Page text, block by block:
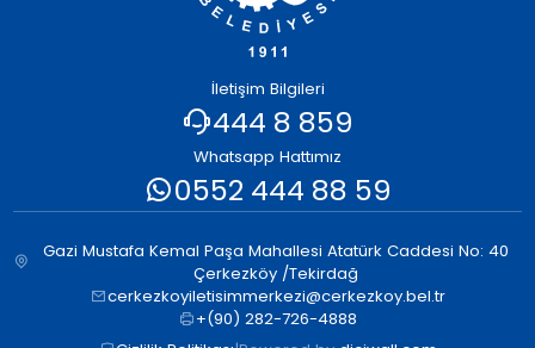
İletişim Bilgileri
444 8 859
Whatsapp Hattımız
0552 444 88 59
Gazi Mustafa Kemal Paşa Mahallesi Atatürk Caddesi No: 40
Çerkezköy /Tekirdağ
cerkezkoyiletisimmerkezi@cerkezkoy.bel.tr
+(90) 282-726-4888